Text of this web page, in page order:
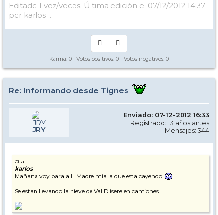
Editado 1 vez/veces. Última edición el 07/12/2012 14:37
por karlos_.
Karma: 0 - Votos positivos: 0 - Votos negativos: 0
Re: Informando desde Tignes
JRY
Enviado: 07-12-2012 16:33
Registrado: 13 años antes
Mensajes: 344
Cita
karlos_
Mañana voy para alli. Madre mia la que esta cayendo
Se estan llevando la nieve de Val D'isere en camiones